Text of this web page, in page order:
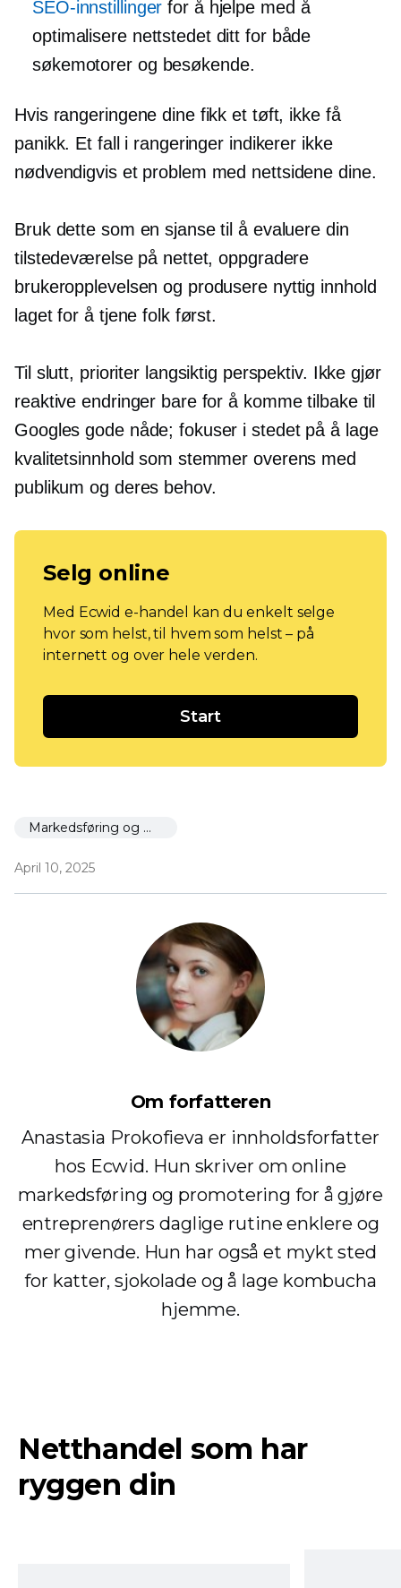
SEO-innstillinger for å hjelpe med å
optimalisere nettstedet ditt for både
søkemotorer og besøkende.
Hvis rangeringene dine fikk et tøft, ikke få
panikk. Et fall i rangeringer indikerer ikke
nødvendigvis et problem med nettsidene dine.
Bruk dette som en sjanse til å evaluere din
tilstedeværelse på nettet, oppgradere
brukeropplevelsen og produsere nyttig innhold
laget for å tjene folk først.
Til slutt, prioriter langsiktig perspektiv. Ikke gjør
reaktive endringer bare for å komme tilbake til
Googles gode nåde; fokuser i stedet på å lage
kvalitetsinnhold som stemmer overens med
publikum og deres behov.
Selg online
Med Ecwid e-handel kan du enkelt selge
hvor som helst, til hvem som helst – på
internett og over hele verden.
Start
Markedsføring og markedsføring
April 10, 2025
Om forfatteren
Anastasia Prokofieva er innholdsforfatter
hos Ecwid. Hun skriver om online
markedsføring og promotering for å gjøre
entreprenørers daglige rutine enklere og
mer givende. Hun har også et mykt sted
for katter, sjokolade og å lage kombucha
hjemme.
Netthandel som har
ryggen din